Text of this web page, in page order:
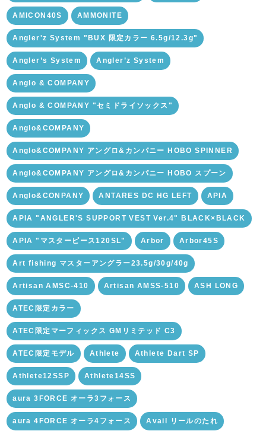
AMICON40S AMMONITE
Angler'z System "BUX 限定カラー 6.5g/12.3g"
Angler’s System Angler’z System
Anglo & COMPANY
Anglo & COMPANY "セミドライソックス"
Anglo&COMPANY
Anglo&COMPANY アングロ&カンパニー HOBO SPINNER
Anglo&COMPANY アングロ&カンパニー HOBO スプーン
Anglo&CONPANY ANTARES DC HG LEFT APIA
APIA "ANGLER'S SUPPORT VEST Ver.4" BLACK×BLACK
APIA "マスターピース120SL" Arbor Arbor45S
Art fishing マスターアングラー23.5g/30g/40g
Artisan AMSC-410 Artisan AMSS-510 ASH LONG
ATEC限定カラー
ATEC限定マーフィックス GMリミテッド C3
ATEC限定モデル Athlete Athlete Dart SP
Athlete12SSP Athlete14SS
aura 3FORCE オーラ3フォース
aura 4FORCE オーラ4フォース Avail リールのたれ